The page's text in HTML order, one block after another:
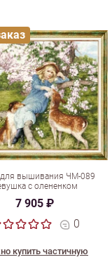
вышивания ЧМ-089
с олененком
7 905 ₽
0
купить частичную